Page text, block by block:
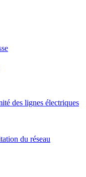
des lignes électriques
du réseau